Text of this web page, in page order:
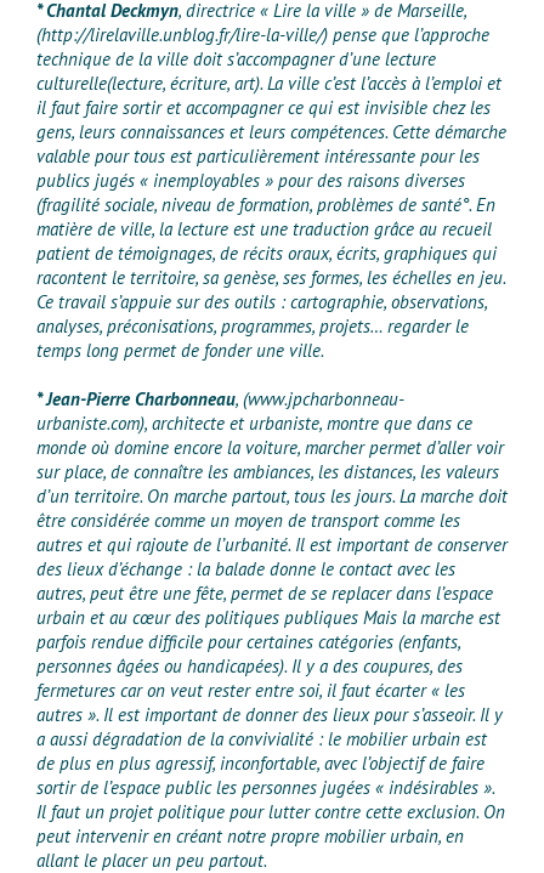
* Chantal Deckmyn, directrice « Lire la ville » de Marseille,
(http://lirelaville.unblog.fr/lire-la-ville/) pense que l’approche
technique de la ville doit s’accompagner d’une lecture
culturelle(lecture, écriture, art). La ville c’est l’accès à l’emploi et
il faut faire sortir et accompagner ce qui est invisible chez les
gens, leurs connaissances et leurs compétences. Cette démarche
valable pour tous est particulièrement intéressante pour les
publics jugés « inemployables » pour des raisons diverses
(fragilité sociale, niveau de formation, problèmes de santé°. En
matière de ville, la lecture est une traduction grâce au recueil
patient de témoignages, de récits oraux, écrits, graphiques qui
racontent le territoire, sa genèse, ses formes, les échelles en jeu.
Ce travail s’appuie sur des outils : cartographie, observations,
analyses, préconisations, programmes, projets… regarder le
temps long permet de fonder une ville.
* Jean-Pierre Charbonneau, (www.jpcharbonneau-
urbaniste.com), architecte et urbaniste, montre que dans ce
monde où domine encore la voiture, marcher permet d’aller voir
sur place, de connaître les ambiances, les distances, les valeurs
d’un territoire. On marche partout, tous les jours. La marche doit
être considérée comme un moyen de transport comme les
autres et qui rajoute de l’urbanité. Il est important de conserver
des lieux d’échange : la balade donne le contact avec les
autres, peut être une fête, permet de se replacer dans l’espace
urbain et au cœur des politiques publiques Mais la marche est
parfois rendue difficile pour certaines catégories (enfants,
personnes âgées ou handicapées). Il y a des coupures, des
fermetures car on veut rester entre soi, il faut écarter « les
autres ». Il est important de donner des lieux pour s’asseoir. Il y
a aussi dégradation de la convivialité : le mobilier urbain est
de plus en plus agressif, inconfortable, avec l’objectif de faire
sortir de l’espace public les personnes jugées « indésirables ».
Il faut un projet politique pour lutter contre cette exclusion. On
peut intervenir en créant notre propre mobilier urbain, en
allant le placer un peu partout.